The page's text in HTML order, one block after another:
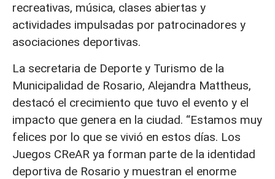
recreativas, música, clases abiertas y
actividades impulsadas por patrocinadores y
asociaciones deportivas.
La secretaria de Deporte y Turismo de la
Municipalidad de Rosario, Alejandra Mattheus,
destacó el crecimiento que tuvo el evento y el
impacto que genera en la ciudad. “Estamos muy
felices por lo que se vivió en estos días. Los
Juegos CReAR ya forman parte de la identidad
deportiva de Rosario y muestran el enorme